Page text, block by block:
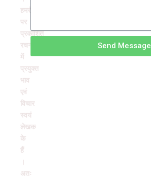
हमरंग
पर
प्रकाशित
रचनाओं
में
प्रयुक्त
भाव
एवं
विचार
स्वयं
लेखक
के
हैं
अतः
Send Message